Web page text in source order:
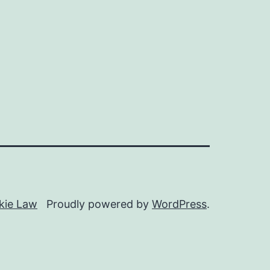
Law Proudly powered by WordPress.